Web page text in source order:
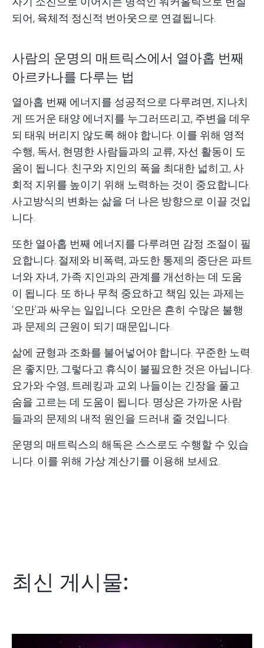
되어, 육체적·정신적 번아웃으로 연결됩니다.
사람의 운명의 매트릭스에서 열아홉 번째
아르카나를 다루는 법
열아홉 번째 에너지를 성공적으로 다루려면, 지나치
게 뜨거운 태양 에너지를 누그러뜨리고, 주변을 데우
되 태워 버리지 않도록 해야 합니다. 이를 위해 영적
수행, 독서, 현명한 사람들과의 교류, 자선 활동이 도
움이 됩니다. 친구와 지인의 폭을 최대한 넓히고, 사
회적 지위를 높이기 위해 노력하는 것이 중요합니다.
사고방식의 변화는 삶을 더 나은 방향으로 이끌 것입
니다.
또한 열아홉 번째 에너지를 다루려면 감정 조절이 필
요합니다. 절제와 비폭력, 과도한 통제의 중단은 파트
너와 자녀, 가족·지인과의 관계를 개선하는 데 도움
이 됩니다. 또 하나 무척 중요하고 책임 있는 과제는
‘오만’과 싸우는 일입니다. 오만은 흔히 수많은 불행
과 문제의 근원이 되기 때문입니다.
삶에 균형과 조화를 불어넣어야 합니다. 꾸준한 노력
은 좋지만, 그렇다고 휴식이 불필요한 것은 아닙니다.
요가와 수영, 트레킹과 교외 나들이는 긴장을 풀고
숨을 고르는 데 도움이 됩니다. 명상은 가까운 사람
들과의 문제의 내적 원인을 드러내 줄 것입니다.
운명의 매트릭스의 해독은 스스로도 수행할 수 있습
니다. 이를 위해 가상 계산기를 이용해 보세요.
최신 게시물: